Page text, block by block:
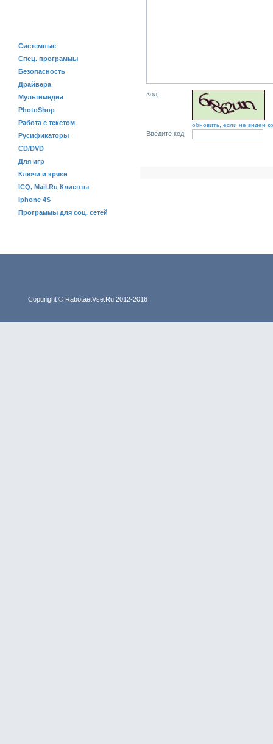
Системные
Спец. программы
Безопасность
Драйвера
Мультимедиа
PhotoShop
Работа с текстом
Русификаторы
CD/DVD
Для игр
Ключи и кряки
ICQ, Mail.Ru Клиенты
Iphone 4S
Программы для соц. сетей
Код:
обновить, если не виден
Введите код:
Copuright © RabotaetVse.Ru 2012-2016